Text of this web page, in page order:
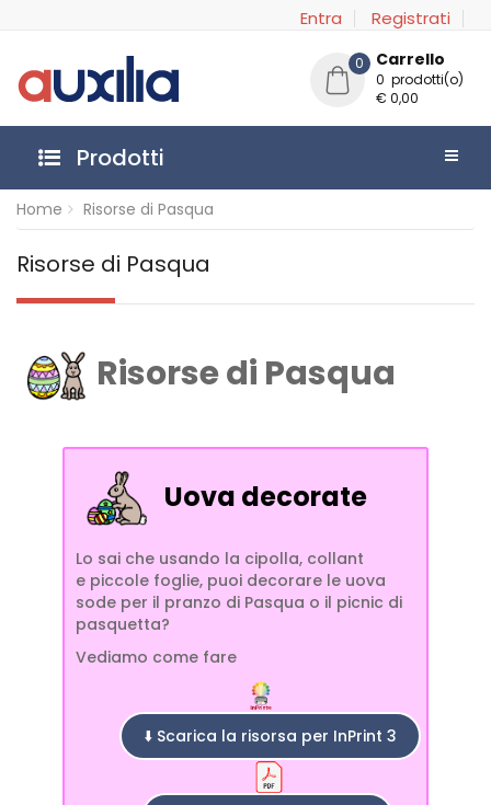
Entra Registrati
0 Carrello
0 prodotti(o)
€ 0,00
Prodotti
Home Risorse di Pasqua
Risorse di Pasqua
Risorse di Pasqua
Uova decorate
Lo sai che usando la cipolla, collant
e piccole foglie, puoi decorare le uova
sode per il pranzo di Pasqua o il picnic di
pasquetta?
Vediamo come fare
⬇️ Scarica la risorsa per InPrint 3